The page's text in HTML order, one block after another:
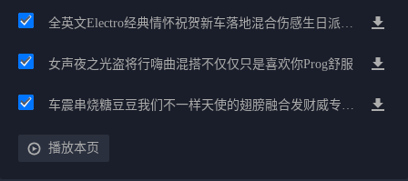
全英文Electro经典情怀祝贺新车落地混合伤感生日派对中文Club串烧
女声夜之光盗将行嗨曲混搭不仅仅只是喜欢你Prog舒服
车震串烧糖豆豆我们不一样天使的翅膀融合发财威专属金边太空仓节奏
播放本页